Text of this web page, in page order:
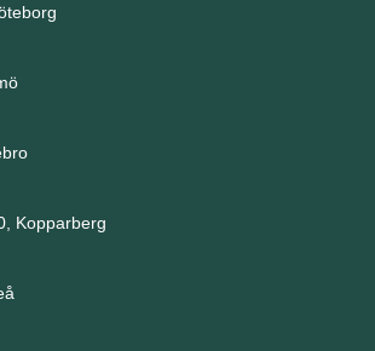
Kopparberg